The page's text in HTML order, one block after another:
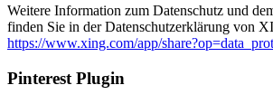
Weitere Information zum Datenschutz und
finden Sie in der Datenschutzerklärung von
https://www.xing.com/app/
Pinterest Plugin